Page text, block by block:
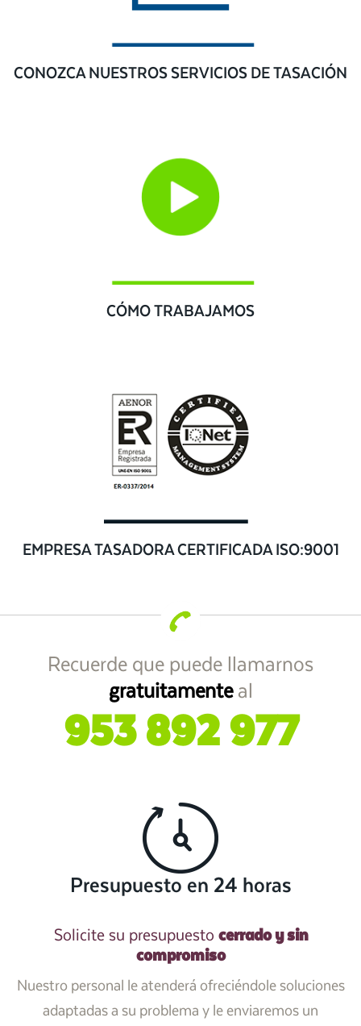
CONOZCA NUESTROS SERVICIOS DE TASACIÓN
CÓMO TRABAJAMOS
EMPRESA TASADORA CERTIFICADA ISO:9001
Recuerde que puede llamarnos
gratuitamenteal
953 892 977
Presupuesto en 24 horas
Solicite su presupuesto cerrado y sin
compromiso
Nuestro personal le atenderá ofreciéndole soluciones
adaptadas a su problema y le enviaremos un